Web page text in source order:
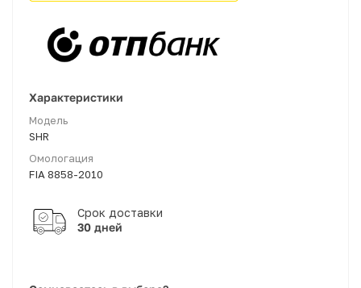
Характеристики
30 дней
Модель
SHR
Омологация
FIA 8858-2010